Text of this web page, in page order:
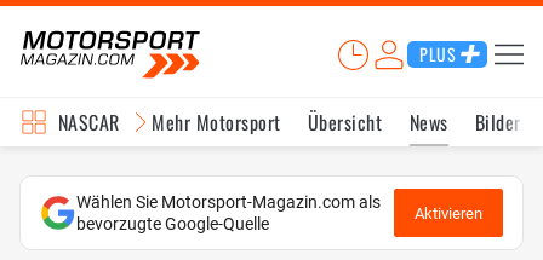
PLUS
NASCAR Mehr Motorsport Übersicht News Bilder
Wählen Sie Motorsport-Magazin.com als
bevorzugte Google-Quelle
Aktivieren